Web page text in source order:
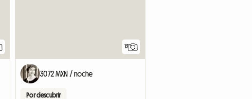
12
3072 MXN / noche
Por descubrir